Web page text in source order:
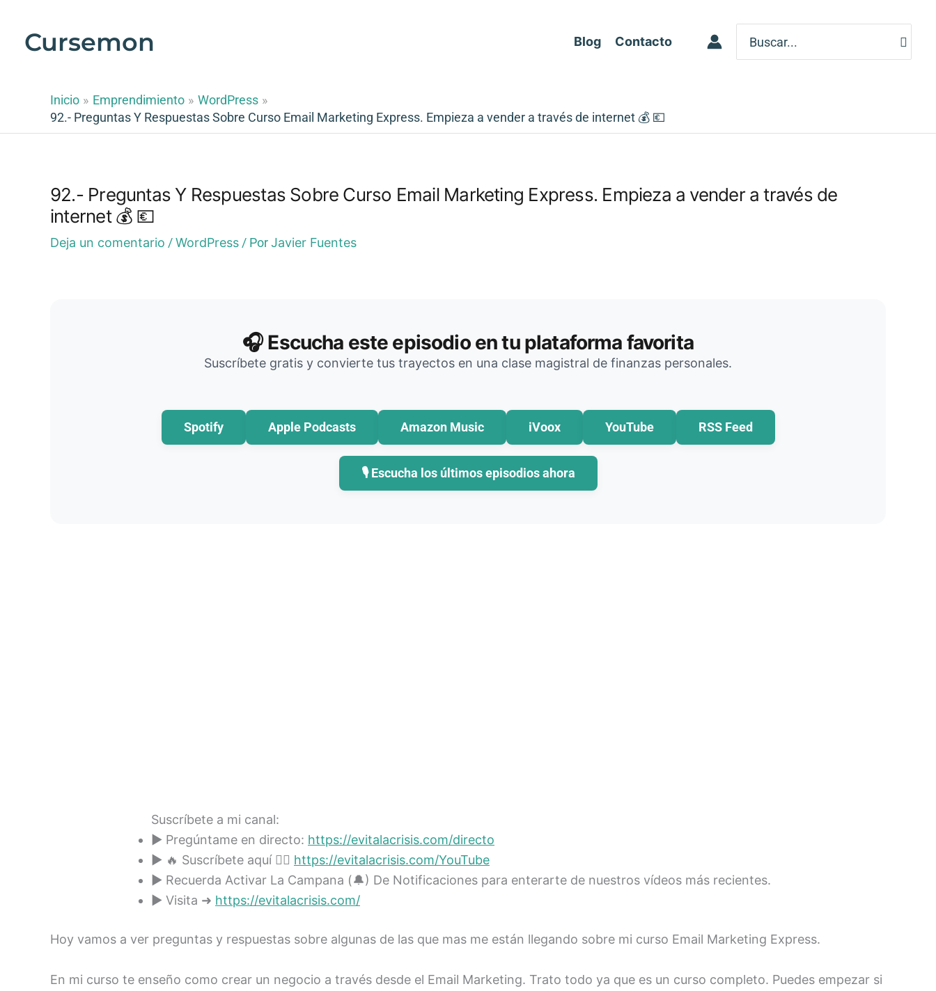
contenido
Cursemon Blog Contacto
for:
Inicio Emprendimiento
WordPress
92.- Preguntas Y Respuestas Sobre Curso Email Marketing Express. Empieza a vender a través de internet 💰 💶
92.- Preguntas Y Respuestas Sobre Curso Email Marketing Express. Empieza a vender a través de
internet 💰 💶
Deja un comentario /WordPress / PorJavier Fuentes
🎧 Escucha este episodio en tu plataforma favorita
Suscríbete gratis y convierte tus trayectos en una clase magistral de finanzas personales.
Spotify Apple Podcasts Amazon Music iVoox YouTube RSS Feed
🎙️ Escucha los últimos episodios ahora
Suscríbete a mi canal:
► Pregúntame en directo: https://evitalacrisis.com/directo
► 🔥 Suscríbete aquí 👉🏻 https://evitalacrisis.com/YouTube
► Recuerda Activar La Campana (🔔) De Notificaciones para enterarte de nuestros vídeos más recientes.
► Visita ➜ https://evitalacrisis.com/
Hoy vamos a ver preguntas y respuestas sobre algunas de las que mas me están llegando sobre mi curso Email Marketing Express.
En mi curso te enseño como crear un negocio a través desde el Email Marketing. Trato todo ya que es un curso completo. Puedes empezar si